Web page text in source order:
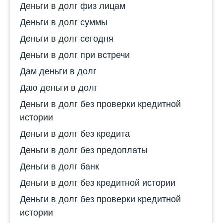
Деньги в долг физ лицам
Деньги в долг суммы
Деньги в долг сегодня
Деньги в долг при встречи
Дам деньги в долг
Даю деньги в долг
Деньги в долг без проверки кредитной
истории
Деньги в долг без кредита
Деньги в долг без предоплаты
Деньги в долг банк
Деньги в долг без кредитной истории
Деньги в долг без проверки кредитной
истории